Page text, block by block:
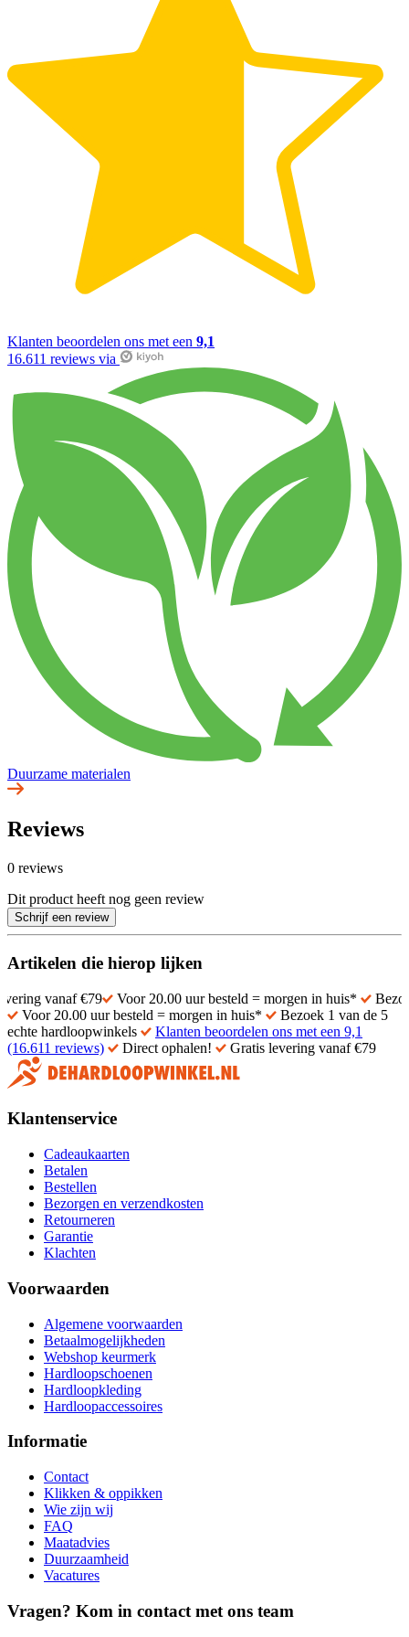
Klanten beoordelen ons met een 9,1
16.611 reviews via
Duurzame materialen
Reviews
0 reviews
Dit product heeft nog geen review
Schrijf een review
Artikelen die hierop lijken
€79 Voor 20.00 uur besteld = morgen in huis*
Bezoek 1 van
Voor 20.00 uur besteld = morgen in huis*
Bezoek 1 van de 5
echte hardloopwinkels
Klanten beoordelen ons met een 9,1
(16.611 reviews)
Direct ophalen! Gratis levering vanaf €79
Klantenservice
Cadeaukaarten
Betalen
Bestellen
Bezorgen en verzendkosten
Retourneren
Garantie
Klachten
Voorwaarden
Algemene voorwaarden
Betaalmogelijkheden
Webshop keurmerk
Hardloopschoenen
Hardloopkleding
Hardloopaccessoires
Informatie
Contact
Klikken & oppikken
Wie zijn wij
FAQ
Maatadvies
Duurzaamheid
Vacatures
Vragen? Kom in contact met ons team